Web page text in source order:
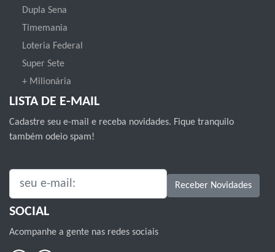
Dupla Sena
Timemania
Loteria Federal
Super Sete
+ Milionária
LISTA DE E-MAIL
Cadastre seu e-mail e receba novidades. Fique tranquilo
também odeio spam!
SEU E-MAIL: Receber Novidades
SOCIAL
Acompanhe a gente nas redes sociais